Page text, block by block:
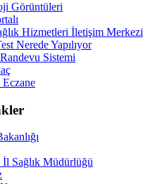
Görüntüleri
Hizmetleri İletişim Merkezi
Nerede Yapılıyor
Sistemi
Sağlık Müdürlüğü